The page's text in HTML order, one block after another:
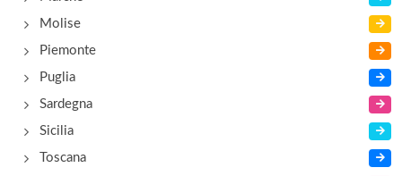
Molise
Piemonte
Puglia
Sardegna
Sicilia
Toscana